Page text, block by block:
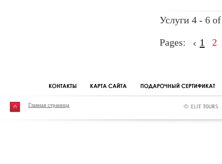
Услуги 4 - 6
Pages: 1 2
Главная страница